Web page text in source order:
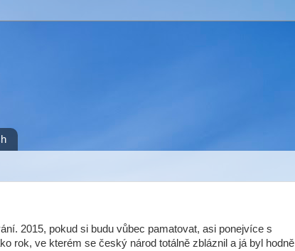
2015, pokud si budu vůbec pamatovat, asi ponejvíce s
rok, ve kterém se český národ totálně zbláznil a já byl hodně